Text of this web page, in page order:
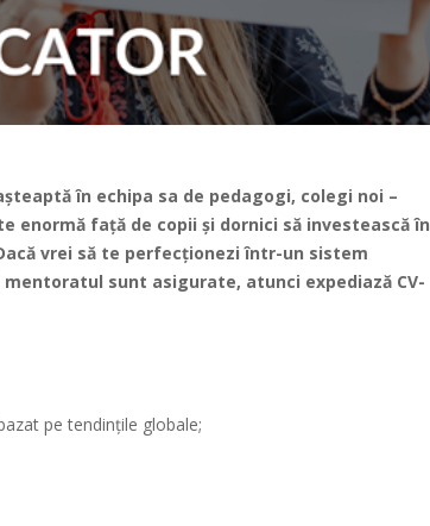
în echipa sa de pedagogi, colegi noi –
enormă față de copii și dornici să investească în
vrei să te perfecționezi într-un sistem
sunt asigurate, atunci expediază CV-
pe tendințile globale;